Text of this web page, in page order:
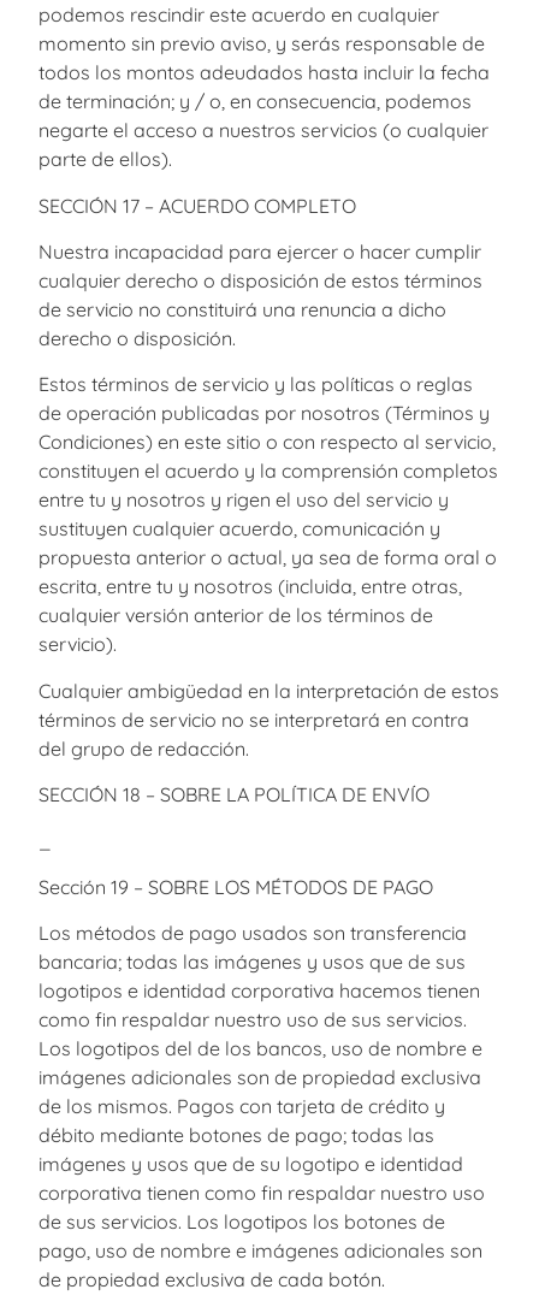
podemos rescindir este acuerdo en cualquier
momento sin previo aviso, y serás responsable de
todos los montos adeudados hasta incluir la fecha
de terminación; y / o, en consecuencia, podemos
negarte el acceso a nuestros servicios (o cualquier
parte de ellos).
SECCIÓN 17 – ACUERDO COMPLETO
Nuestra incapacidad para ejercer o hacer cumplir
cualquier derecho o disposición de estos términos
de servicio no constituirá una renuncia a dicho
derecho o disposición.
Estos términos de servicio y las políticas o reglas
de operación publicadas por nosotros (Términos y
Condiciones) en este sitio o con respecto al servicio,
constituyen el acuerdo y la comprensión completos
entre tu y nosotros y rigen el uso del servicio y
sustituyen cualquier acuerdo, comunicación y
propuesta anterior o actual, ya sea de forma oral o
escrita, entre tu y nosotros (incluida, entre otras,
cualquier versión anterior de los términos de
servicio).
Cualquier ambigüedad en la interpretación de estos
términos de servicio no se interpretará en contra
del grupo de redacción.
SECCIÓN 18 – SOBRE LA POLÍTICA DE ENVÍO
Sección 19 – SOBRE LOS MÉTODOS DE PAGO
Los métodos de pago usados son transferencia
bancaria; todas las imágenes y usos que de sus
logotipos e identidad corporativa hacemos tienen
como fin respaldar nuestro uso de sus servicios.
Los logotipos del de los bancos, uso de nombre e
imágenes adicionales son de propiedad exclusiva
de los mismos. Pagos con tarjeta de crédito y
débito mediante botones de pago; todas las
imágenes y usos que de su logotipo e identidad
corporativa tienen como fin respaldar nuestro uso
de sus servicios. Los logotipos los botones de
pago, uso de nombre e imágenes adicionales son
de propiedad exclusiva de cada botón.